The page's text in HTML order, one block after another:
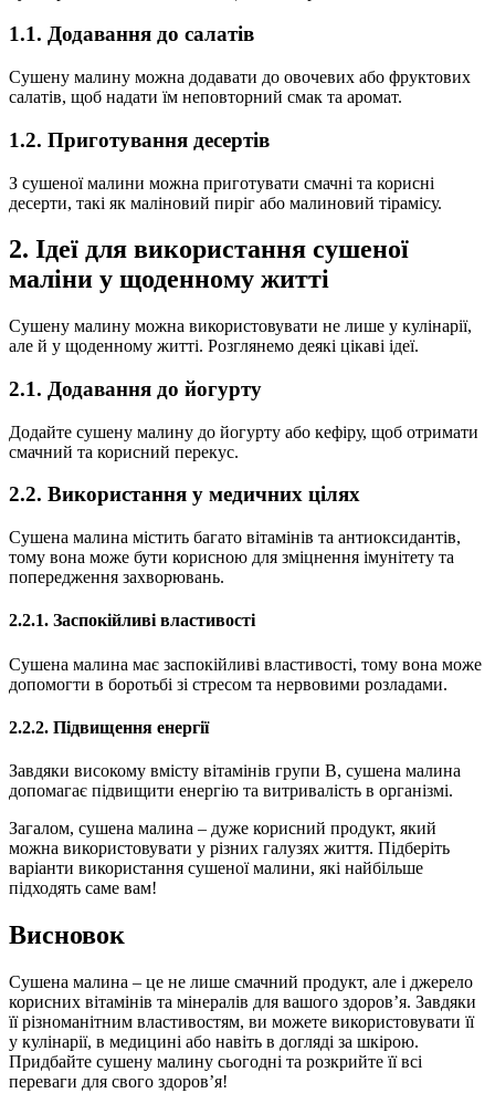
1.1. Додавання до салатів
Сушену малину можна додавати до овочевих або фруктових
салатів, щоб надати їм неповторний смак та аромат.
1.2. Приготування десертів
З сушеної малини можна приготувати смачні та корисні
десерти, такі як маліновий пиріг або малиновий тірамісу.
2. Ідеї для використання сушеної
маліни у щоденному житті
Сушену малину можна використовувати не лише у кулінарії,
але й у щоденному житті. Розглянемо деякі цікаві ідеї.
2.1. Додавання до йогурту
Додайте сушену малину до йогурту або кефіру, щоб отримати
смачний та корисний перекус.
2.2. Використання у медичних цілях
Сушена малина містить багато вітамінів та антиоксидантів,
тому вона може бути корисною для зміцнення імунітету та
попередження захворювань.
2.2.1. Заспокійливі властивості
Сушена малина має заспокійливі властивості, тому вона може
допомогти в боротьбі зі стресом та нервовими розладами.
2.2.2. Підвищення енергії
Завдяки високому вмісту вітамінів групи В, сушена малина
допомагає підвищити енергію та витривалість в організмі.
Загалом, сушена малина – дуже корисний продукт, який
можна використовувати у різних галузях життя. Підберіть
варіанти використання сушеної малини, які найбільше
підходять саме вам!
Висновок
Сушена малина – це не лише смачний продукт, але і джерело
корисних вітамінів та мінералів для вашого здоров’я. Завдяки
її різноманітним властивостям, ви можете використовувати її
у кулінарії, в медицині або навіть в догляді за шкірою.
Придбайте сушену малину сьогодні та розкрийте її всі
переваги для свого здоров’я!